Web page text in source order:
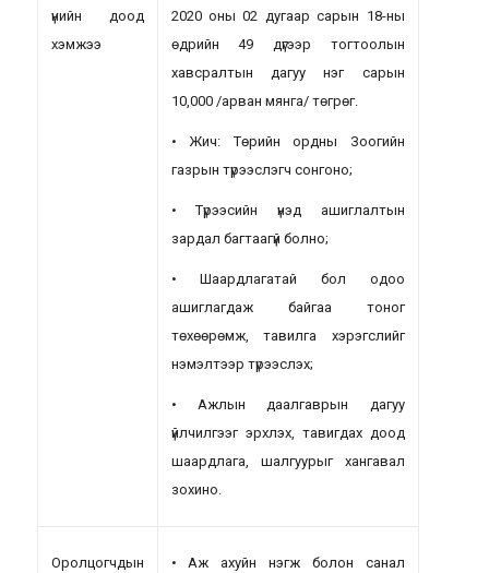
үнийн доод
хэмжээ
2020 оны 02 дугаар сарын 18-ны
өдрийн 49 дүгээр тогтоолын
хавсралтын дагуу нэг сарын
10,000 /арван мянга/ төгрөг.
• Жич: Төрийн ордны Зоогийн
газрын түрээслэгч сонгоно;
• Түрээсийн үнэд ашиглалтын
зардал багтаагүй болно;
• Шаардлагатай бол одоо
ашиглагдаж байгаа тоног
төхөөрөмж, тавилга хэрэгслийг
нэмэлтээр түрээслэх;
• Ажлын даалгаврын дагуу
үйлчилгээг эрхлэх, тавигдах доод
шаардлага, шалгуурыг хангавал
зохино.
Оролцогчдын
• Аж ахуйн нэгж болон санал